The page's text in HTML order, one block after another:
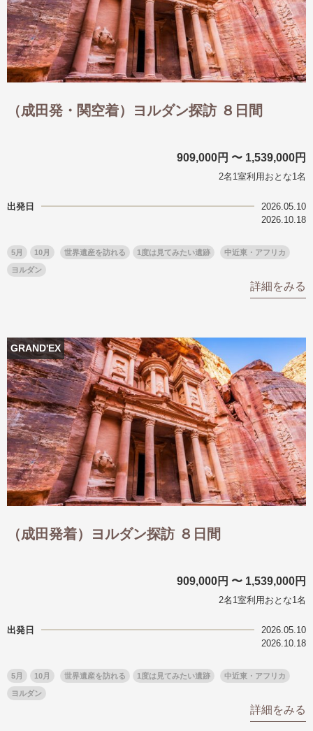
お花・紅葉
鉄道の旅
ハイキング・トレッキング
専任ガイド・講師同行の旅
1名様からの旅
航空）
（成田発・関空着）ヨルダン探訪 ８日間
909,000円 〜 1,539,000円
2名1室利用おとな1名
出発日
2026.05.10
2026.10.18
5月 10月 世界遺産を訪れる 1度は見てみたい遺跡 中近東・アフリカ
ヨルダン
詳細をみる
GRAND'EX
（成田発着）ヨルダン探訪 ８日間
909,000円 〜 1,539,000円
2名1室利用おとな1名
出発日
2026.05.10
2026.10.18
5月 10月 世界遺産を訪れる 1度は見てみたい遺跡 中近東・アフリカ
ヨルダン
詳細をみる